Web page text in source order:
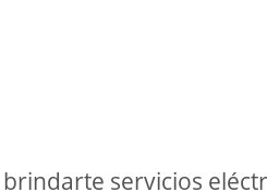
servicios